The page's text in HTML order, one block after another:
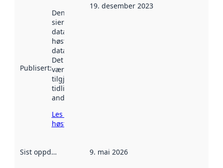
Publisert:
Denne datoen
sier når
datasettet ble
høstet av
data.norge.no.
Det kan ha
vært
tilgjengelig
tidligere
andre steder.
Les mer om
høsting her
19. desember 2023
Sist oppdatert 9. mai 2026